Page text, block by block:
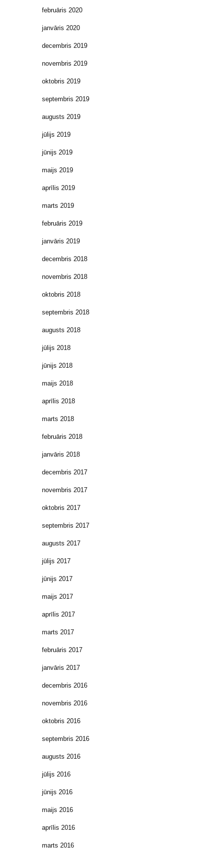
februāris 2020
janvāris 2020
decembris 2019
novembris 2019
oktobris 2019
septembris 2019
augusts 2019
jūlijs 2019
jūnijs 2019
maijs 2019
aprīlis 2019
marts 2019
februāris 2019
janvāris 2019
decembris 2018
novembris 2018
oktobris 2018
septembris 2018
augusts 2018
jūlijs 2018
jūnijs 2018
maijs 2018
aprīlis 2018
marts 2018
februāris 2018
janvāris 2018
decembris 2017
novembris 2017
oktobris 2017
septembris 2017
augusts 2017
jūlijs 2017
jūnijs 2017
maijs 2017
aprīlis 2017
marts 2017
februāris 2017
janvāris 2017
decembris 2016
novembris 2016
oktobris 2016
septembris 2016
augusts 2016
jūlijs 2016
jūnijs 2016
maijs 2016
aprīlis 2016
marts 2016